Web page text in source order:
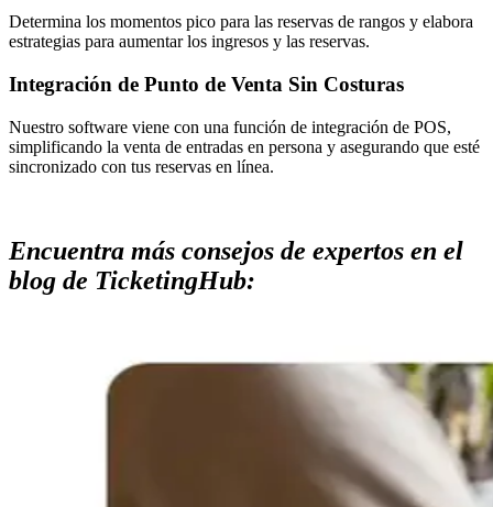
Determina los momentos pico para las reservas de rangos y elabora
estrategias para aumentar los ingresos y las reservas.
Integración de Punto de Venta Sin Costuras
Nuestro software viene con una función de integración de POS,
simplificando la venta de entradas en persona y asegurando que esté
sincronizado con tus reservas en línea.
Encuentra más consejos de expertos en el
blog de TicketingHub: